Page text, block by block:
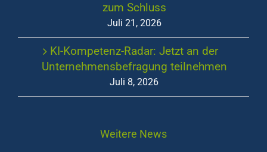
zum Schluss
Juli 21, 2026
KI-Kompetenz-Radar: Jetzt an der
Unternehmensbefragung teilnehmen
Juli 8, 2026
Weitere News